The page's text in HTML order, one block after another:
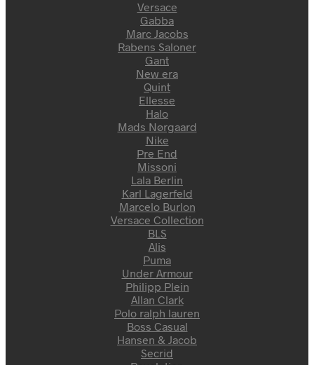
Versace
Gabba
Marc Jacobs
Rabens Saloner
Gant
New era
Quint
Ellesse
Halo
Mads Nørgaard
Nike
Pre End
Missoni
Lala Berlin
Karl Lagerfeld
Marcelo Burlon
Versace Collection
BLS
Alis
Puma
Under Armour
Philipp Plein
Allan Clark
Polo ralph lauren
Boss Casual
Hansen & Jacob
Secrid